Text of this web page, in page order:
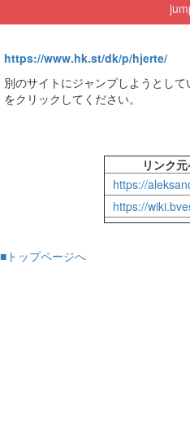
https://www.hk.st/dk/p/hjerte/
別のサイトにジャンプしようとし
をクリックしてください。
リンク
https://
https://
■トップページへ